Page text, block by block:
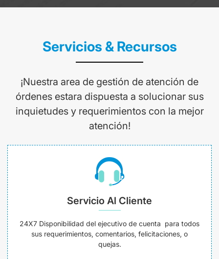
Servicios & Recursos
¡Nuestra area de gestión de atención de
órdenes estara dispuesta a solucionar sus
inquietudes y requerimientos con la mejor
atención!
Servicio Al Cliente
24X7 Disponibilidad del ejecutivo de cuenta para todos
sus requerimientos, comentarios, felicitaciones, o
quejas.